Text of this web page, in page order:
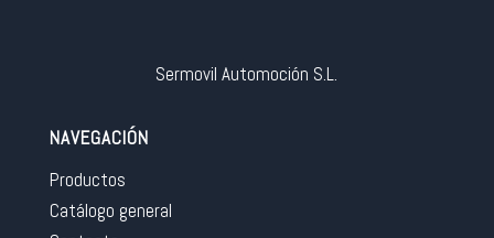
Sermovil Automoción S.L.
NAVEGACIÓN
Productos
Catálogo general